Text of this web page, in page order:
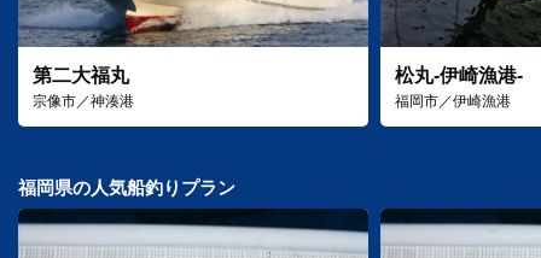
第二大福丸
宗像市／神湊港
松丸-伊崎漁港-
福岡市／伊崎漁港
福岡県の人気船釣りプラン